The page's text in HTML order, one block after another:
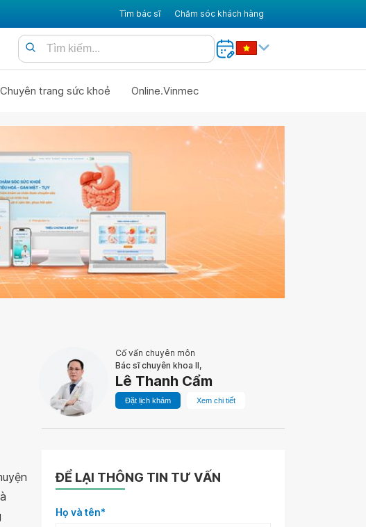
Tìm bác sĩ Chăm sóc khách hàng
Chuyên trang sức khoẻ Online.Vinmec
Cố vấn chuyên môn
Bác sĩ chuyên khoa II,
Lê Thanh Cẩm
Đặt lịch khám Xem chi tiết
ĐỂ LẠI THÔNG TIN TƯ VẤN
Họ và tên*